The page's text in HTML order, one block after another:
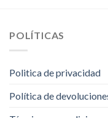
POLÍTICAS
Politica de privacidad
Política de